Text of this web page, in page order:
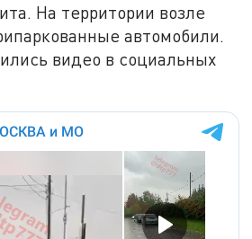
На территории возле
автомобили.
видео в социальных